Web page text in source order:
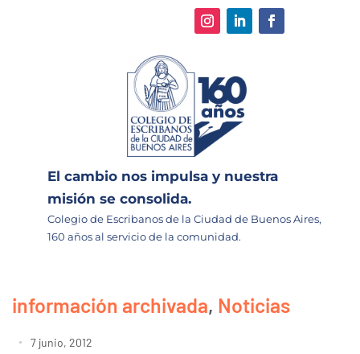
El cambio nos impulsa y nuestra
misión se consolida.
Colegio de Escribanos de la Ciudad de Buenos Aires,
160 años al servicio de la comunidad.
información archivada, Noticias
7 junio, 2012